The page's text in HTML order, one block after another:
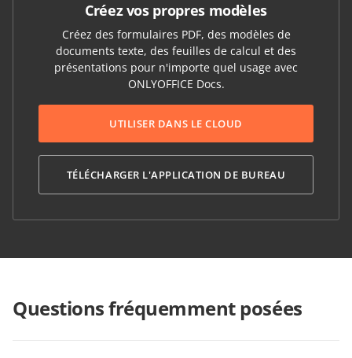
Créez vos propres modèles
Créez des formulaires PDF, des modèles de
documents texte, des feuilles de calcul et des
présentations pour n'importe quel usage avec
ONLYOFFICE Docs.
UTILISER DANS LE CLOUD
TÉLÉCHARGER L'APPLICATION DE BUREAU
Questions fréquemment posées